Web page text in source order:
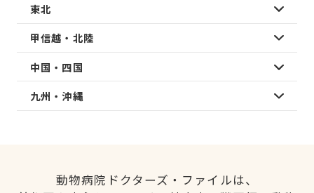
東北
甲信越・北陸
中国・四国
九州・沖縄
動物病院ドクターズ・ファイルは、